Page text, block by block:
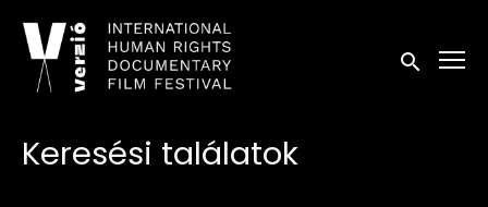
Kisegítő lehetőségek linkek
Keresés
Keresési találatok